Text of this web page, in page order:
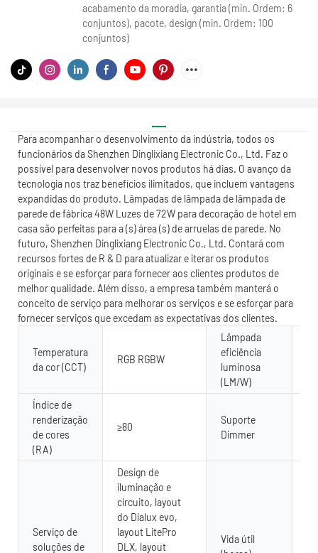
acabamento da moradia, garantia (min. Ordem: 6
conjuntos), pacote, design (min. Ordem: 100
conjuntos)
Para acompanhar o desenvolvimento da indústria, todos os
funcionários da Shenzhen Dinglixiang Electronic Co., Ltd. Faz o
possível para desenvolver novos produtos há dias. O avanço da
tecnologia nos traz benefícios ilimitados, que incluem vantagens
expandidas do produto. Lâmpadas de lâmpada de lâmpada de
parede de fábrica 48W Luzes de 72W para decoração de hotel em
casa são perfeitas para a (s) área (s) de arruelas de parede. No
futuro, Shenzhen Dinglixiang Electronic Co., Ltd. Contará com
recursos fortes de R & D para atualizar e iterar os produtos
originais e se esforçar para fornecer aos clientes produtos de
melhor qualidade. Além disso, a empresa também manterá o
conceito de serviço para melhorar os serviços e se esforçar para
fornecer serviços que excedam as expectativas dos clientes.
Temperatura
da cor (CCT)
RGB RGBW
Lâmpada
eficiência
luminosa
(LM/W)
Índice de
renderização
de cores
(RA)
≥80
Suporte
Dimmer
Serviço de
soluções de
Design de
iluminação e
circuito, layout
do Dialux evo,
layout LitePro
DLX, layout
Vida útil